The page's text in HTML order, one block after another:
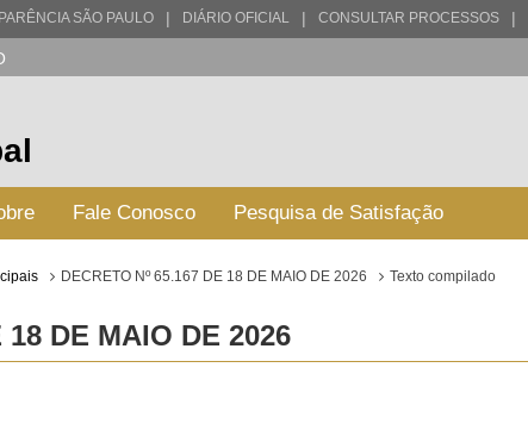
SÃO PAULO | DIÁRIO OFICIAL | CONSULTAR PROCESSOS |
Fale Conosco Pesquisa de Satisfação
DECRETO Nº 65.167 DE 18 DE MAIO DE 2026 Texto compilado
18 DE MAIO DE 2026